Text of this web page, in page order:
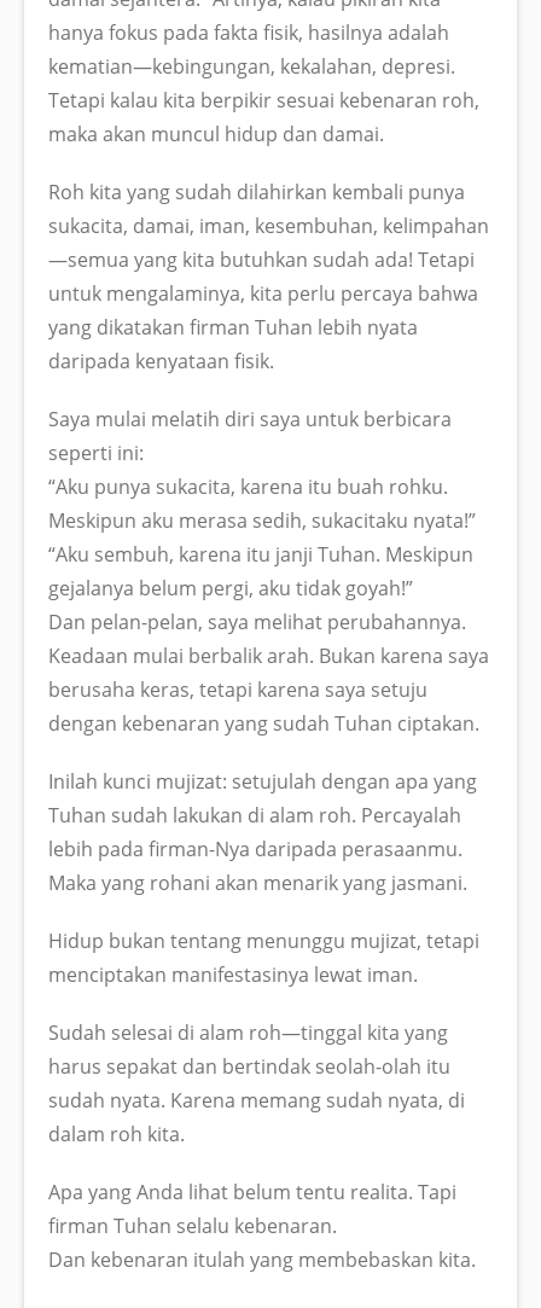
hanya fokus pada fakta fisik, hasilnya adalah
kematian—kebingungan, kekalahan, depresi.
Tetapi kalau kita berpikir sesuai kebenaran roh,
maka akan muncul hidup dan damai.
Roh kita yang sudah dilahirkan kembali punya
sukacita, damai, iman, kesembuhan, kelimpahan
—semua yang kita butuhkan sudah ada! Tetapi
untuk mengalaminya, kita perlu percaya bahwa
yang dikatakan firman Tuhan lebih nyata
daripada kenyataan fisik.
Saya mulai melatih diri saya untuk berbicara
seperti ini:
“Aku punya sukacita, karena itu buah rohku.
Meskipun aku merasa sedih, sukacitaku nyata!”
“Aku sembuh, karena itu janji Tuhan. Meskipun
gejalanya belum pergi, aku tidak goyah!”
Dan pelan-pelan, saya melihat perubahannya.
Keadaan mulai berbalik arah. Bukan karena saya
berusaha keras, tetapi karena saya setuju
dengan kebenaran yang sudah Tuhan ciptakan.
Inilah kunci mujizat: setujulah dengan apa yang
Tuhan sudah lakukan di alam roh. Percayalah
lebih pada firman-Nya daripada perasaanmu.
Maka yang rohani akan menarik yang jasmani.
Hidup bukan tentang menunggu mujizat, tetapi
menciptakan manifestasinya lewat iman.
Sudah selesai di alam roh—tinggal kita yang
harus sepakat dan bertindak seolah-olah itu
sudah nyata. Karena memang sudah nyata, di
dalam roh kita.
Apa yang Anda lihat belum tentu realita. Tapi
firman Tuhan selalu kebenaran.
Dan kebenaran itulah yang membebaskan kita.